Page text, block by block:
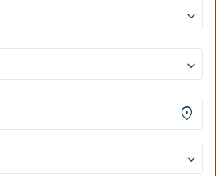
keyboard_arrow_down
keyboard_arrow_down
location_on
keyboard_arrow_down